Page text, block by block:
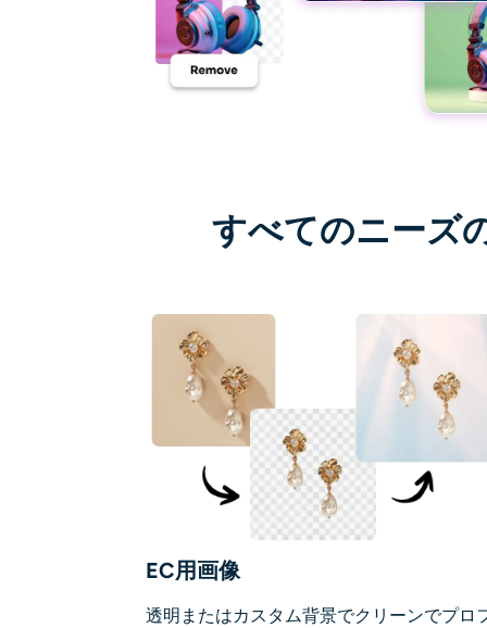
すべてのニーズ
EC用画像
透明またはカスタム背景でクリーンでプロ